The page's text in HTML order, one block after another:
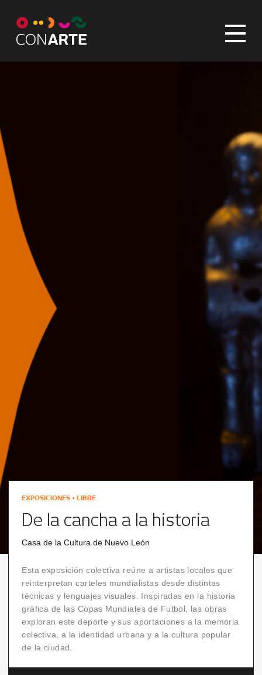
EXPOSICIONES • LIBRE
De la cancha a la historia
Casa de la Cultura de Nuevo León
Esta exposición colectiva reúne a artistas locales que
reinterpretan carteles mundialistas desde distintas
técnicas y lenguajes visuales. Inspiradas en la historia
gráfica de las Copas Mundiales de Futbol, las obras
exploran este deporte y sus aportaciones a la memoria
colectiva, a la identidad urbana y a la cultura popular
de la ciudad.